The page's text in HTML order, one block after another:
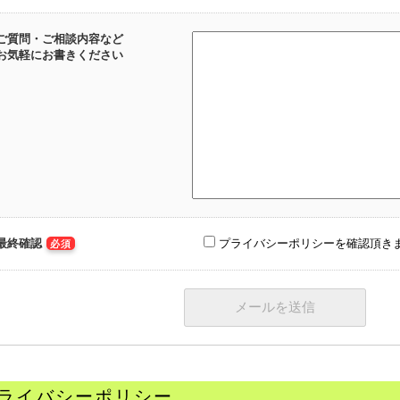
質問・ご相談内容など
気軽にお書きください
終確認 必須 プライバシーポリシーを確認頂き